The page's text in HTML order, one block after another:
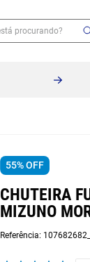
55%OFF
CHUTEIRA
MIZUNO
Referência: